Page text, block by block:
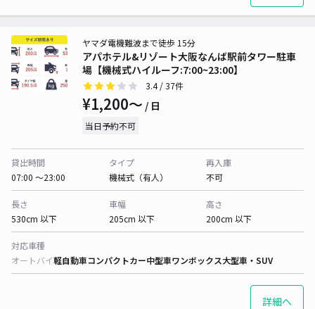
アパホテル&リゾート大阪なんば駅前タワー駐車
場【機械式ハイルーフ:7:00~23:00】
ヤマダ電機難波まで徒歩 15分
3.4/ 37件
¥1,200〜 / 日
当日予約不可
貸出時間
07:00 〜23:00
タイプ
機械式（有人）
再入庫
不可
長さ
530cm 以下
車幅
205cm 以下
高さ
200cm 以下
対応車種
オートバイ軽自動車コンパクトカー中型車ワンボックス大型車・SUV
詳細へ